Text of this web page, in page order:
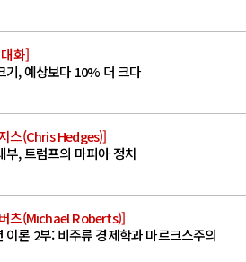
화]
기, 예상보다 10% 더 크다
스(Chris Hedges)]
부, 트럼프의 마피아 정치
츠(Michael Roberts)]
이론 2부: 비주류 경제학과 마르크스주의